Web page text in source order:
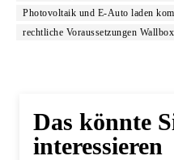
Photovoltaik und E-Auto laden
rechtliche Voraussetzungen
Das könnte
interessieren